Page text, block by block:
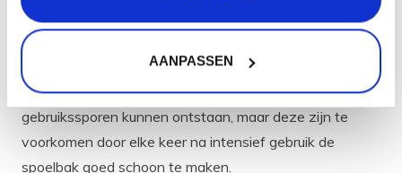
AANPASSEN
zuren en materialen kan. Daarnaast is het ook
hygiënisch, onderhoudsvriendelijk en makkelijk te
combineren met andere materialen in je keuken. Een
nadeel van RVS is dat er na verloop van tijd
gebruikssporen kunnen ontstaan, maar deze zijn te
voorkomen door elke keer na intensief gebruik de
spoelbak goed schoon te maken.